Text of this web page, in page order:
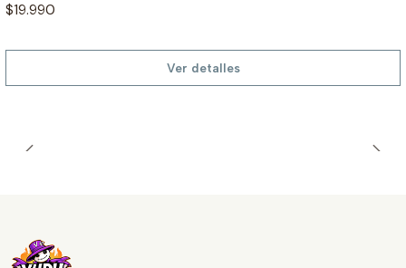
$19.990
Ver detalles